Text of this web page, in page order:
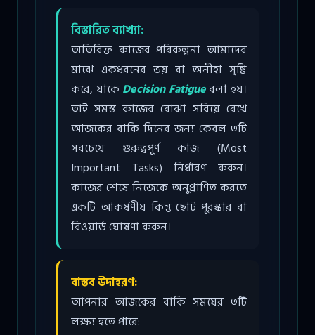
বিস্তারিত ব্যাখ্যা:
অতিরিক্ত কাজের পরিকল্পনা আমাদের
মাঝে একধরনের ভয় বা অনীহা সৃষ্টি
করে, যাকেDecision Fatigueবলা হয়।
তাই সমস্ত কাজের বোঝা সরিয়ে রেখে
আজকের বাকি দিনের জন্য কেবল ৩টি
সবচেয়ে গুরুত্বপূর্ণ কাজ (Most
Important Tasks) নির্ধারণ করুন।
কাজের শেষে নিজেকে অনুপ্রাণিত করতে
একটি আকর্ষণীয় কিন্তু ছোট পুরস্কার বা
রিওয়ার্ড ঘোষণা করুন।
বাস্তব উদাহরণ:
আপনার আজকের বাকি সময়ের ৩টি
লক্ষ্য হতে পারে: